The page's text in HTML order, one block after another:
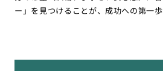
ー」を見つけることが、成功への第一歩